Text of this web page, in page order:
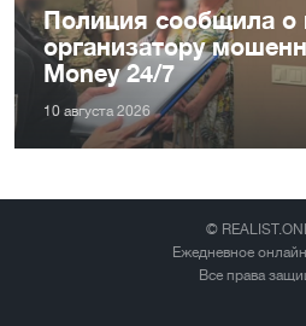
Полиция сообщила о
организатору
Money 24/7
10 августа 2026
©
Ежедневное
Все права